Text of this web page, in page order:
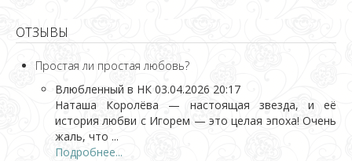
ОТЗЫВЫ
Простая ли простая любовь?
Влюбленный в НК 03.04.2026 20:17
Наташа Королёва — настоящая звезда, и её
история любви с Игорем — это целая эпоха! Очень
жаль, что ...
Подробнее...